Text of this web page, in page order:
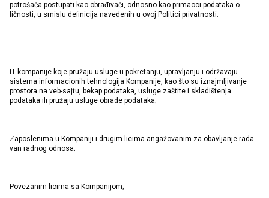
potrošača postupati kao obrađivači, odnosno kao primaoci podataka o
ličnosti, u smislu definicija navedenih u ovoj Politici privatnosti:
IT kompanije koje pružaju usluge u pokretanju, upravljanju i održavaju
sistema informacionih tehnologija Kompanije, kao što su iznajmljivanje
prostora na veb-sajtu, bekap podataka, usluge zaštite i skladištenja
podataka ili pružaju usluge obrade podataka;
Zaposlenima u Kompaniji i drugim licima angažovanim za obavljanje rada
van radnog odnosa;
Povezanim licima sa Kompanijom;